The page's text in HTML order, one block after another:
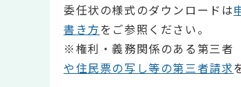
委任状の様式のダウンロードは
書き方をご参照ください。
※権利・義務関係のある第三者
や住民票の写し等の第三者請求